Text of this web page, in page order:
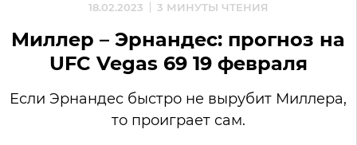
18.02.2023 3 МИНУТЫ ЧТЕНИЯ
Миллер – Эрнандес: прогноз на
UFC Vegas 69 19 февраля
Если Эрнандес быстро не вырубит Миллера,
то проиграет сам.